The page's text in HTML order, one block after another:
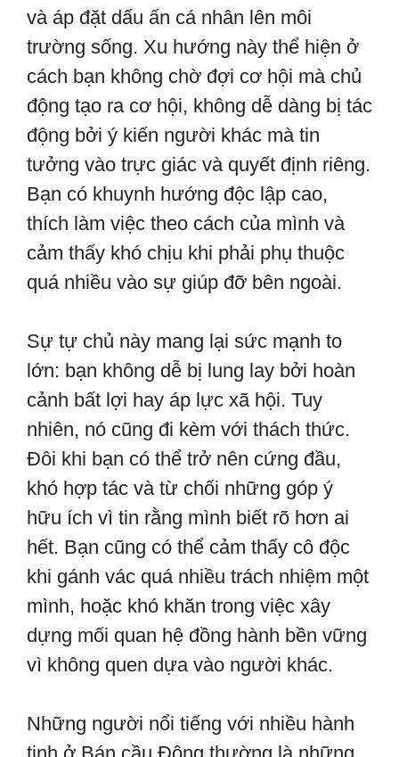
và áp đặt dấu ấn cá nhân lên môi
trường sống. Xu hướng này thể hiện ở
cách bạn không chờ đợi cơ hội mà chủ
động tạo ra cơ hội, không dễ dàng bị tác
động bởi ý kiến người khác mà tin
tưởng vào trực giác và quyết định riêng.
Bạn có khuynh hướng độc lập cao,
thích làm việc theo cách của mình và
cảm thấy khó chịu khi phải phụ thuộc
quá nhiều vào sự giúp đỡ bên ngoài.
Sự tự chủ này mang lại sức mạnh to
lớn: bạn không dễ bị lung lay bởi hoàn
cảnh bất lợi hay áp lực xã hội. Tuy
nhiên, nó cũng đi kèm với thách thức.
Đôi khi bạn có thể trở nên cứng đầu,
khó hợp tác và từ chối những góp ý
hữu ích vì tin rằng mình biết rõ hơn ai
hết. Bạn cũng có thể cảm thấy cô độc
khi gánh vác quá nhiều trách nhiệm một
mình, hoặc khó khăn trong việc xây
dựng mối quan hệ đồng hành bền vững
vì không quen dựa vào người khác.
Những người nổi tiếng với nhiều hành